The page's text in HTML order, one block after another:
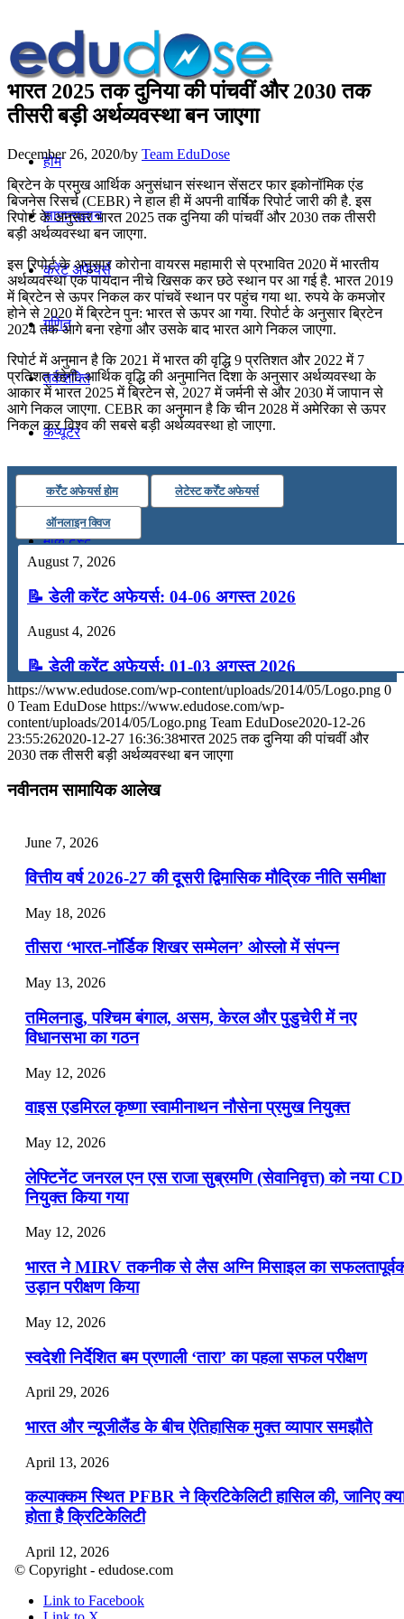
होम
सामान्यज्ञान
करेंट अफेयर्स
गणित
तर्कशक्ति
कंप्यूटर
अंग्रेजी
मॉक टेस्ट
टुडेज जीके
भारत 2025 तक दुनिया की पांचवीं और 2030 तक
तीसरी बड़ी अर्थव्यवस्था बन जाएगा
December 26, 2020/by Team EduDose
ब्रिटेन के प्रमुख आर्थिक अनुसंधान संस्थान सेंसटर फार इकोनॉमिक एंड
बिजनेस रिसर्च (CEBR) ने हाल ही में अपनी वार्षिक रिपोर्ट जारी की है. इस
रिपोर्ट के अनुसार भारत 2025 तक दुनिया की पांचवीं और 2030 तक तीसरी
बड़ी अर्थव्यवस्था बन जाएगा.
इस रिपोर्ट के अनुसार कोरोना वायरस महामारी से प्रभावित 2020 में भारतीय
अर्थव्यवस्था एक पायदान नीचे खिसक कर छठे स्थान पर आ गई है. भारत 2019
में ब्रिटेन से ऊपर निकल कर पांचवें स्थान पर पहुंच गया था. रुपये के कमजोर
होने से 2020 में ब्रिटेन पुन: भारत से ऊपर आ गया. रिपोर्ट के अनुसार ब्रिटेन
2024 तक आगे बना रहेगा और उसके बाद भारत आगे निकल जाएगा.
रिपोर्ट में अनुमान है कि 2021 में भारत की वृद्धि 9 प्रतिशत और 2022 में 7
प्रतिशत रहेगी. आर्थिक वृद्धि की अनुमानित दिशा के अनुसार अर्थव्यवस्था के
आकार में भारत 2025 में ब्रिटेन से, 2027 में जर्मनी से और 2030 में जापान से
आगे निकल जाएगा. CEBR का अनुमान है कि चीन 2028 में अमेरिका से ऊपर
निकल कर विश्व की सबसे बड़ी अर्थव्यवस्था हो जाएगा.
कर्रेंट अफेयर्स होम लेटेस्ट कर्रेंट अफेयर्स
ऑनलाइन क्विज
August 7, 2026
📝 डेली करेंट अफेयर्स: 04-06 अगस्त 2026
August 4, 2026
📝 डेली करेंट अफेयर्स: 01-03 अगस्त 2026
July 31, 2026
📝 डेली करेंट अफेयर्स: 28-31 जुलाई 2026
July 25, 2026
📝 डेली करेंट अफेयर्स: 22-24 जुलाई 2026
July 22, 2026
📝 डेली करेंट अफेयर्स: 19-21 जुलाई 2026
July 19, 2026
📝 डेली करेंट अफेयर्स: 16-18 जुलाई 2026
https://www.edudose.com/wp-content/uploads/2014/05/Logo.png 0
0 Team EduDose https://www.edudose.com/wp-
content/uploads/2014/05/Logo.png Team EduDose2020-12-26
23:55:262020-12-27 16:36:38भारत 2025 तक दुनिया की पांचवीं और
2030 तक तीसरी बड़ी अर्थव्यवस्था बन जाएगा
नवीनतम सामायिक आलेख
June 7, 2026
वित्तीय वर्ष 2026-27 की दूसरी द्विमासिक मौद्रिक नीति समीक्षा
May 18, 2026
तीसरा ‘भारत-नॉर्डिक शिखर सम्मेलन’ ओस्लो में संपन्न
May 13, 2026
तमिलनाडु, पश्चिम बंगाल, असम, केरल और पुडुचेरी में नए
विधानसभा का गठन
May 12, 2026
वाइस एडमिरल कृष्णा स्वामीनाथन नौसेना प्रमुख नियुक्त
May 12, 2026
लेफ्टिनेंट जनरल एन एस राजा सुब्रमणि (सेवानिवृत्त) को नया
नियुक्त किया गया
May 12, 2026
भारत ने MIRV तकनीक से लैस अग्नि मिसाइल का
उड़ान परीक्षण किया
May 12, 2026
स्वदेशी निर्देशित बम प्रणाली ‘तारा’ का पहला सफल परीक्षण
April 29, 2026
भारत और न्यूजीलैंड के बीच ऐतिहासिक मुक्त व्यापार समझौते
April 13, 2026
कल्पाक्कम स्थित PFBR ने क्रिटिकेलिटी हासिल की, जानिए
होता है क्रिटिकेलिटी
April 12, 2026
© Copyright - edudose.com
Link to Facebook